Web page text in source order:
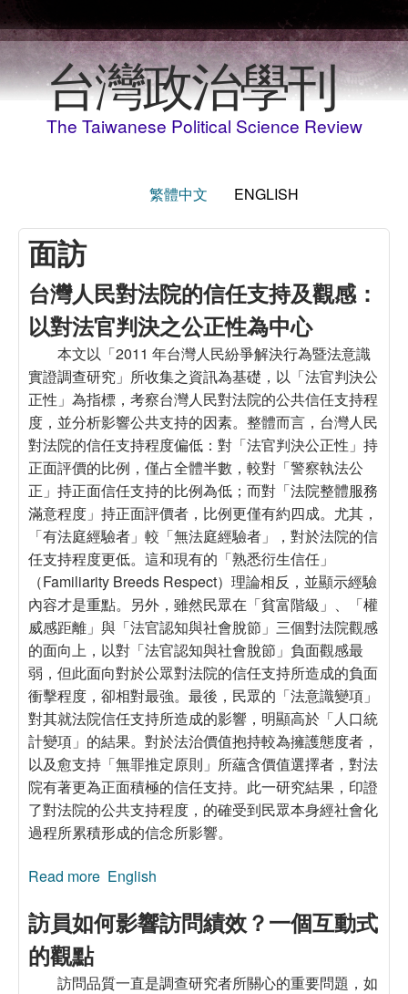
台灣政治學刊
The Taiwanese Political Science Review
繁體中文 ENGLISH
面訪
台灣人民對法院的信任支持及觀感：
以對法官判決之公正性為中心
本文以「2011 年台灣人民紛爭解決行為暨法意識
實證調查研究」所收集之資訊為基礎，以「法官判決公
正性」為指標，考察台灣人民對法院的公共信任支持程
度，並分析影響公共支持的因素。整體而言，台灣人民
對法院的信任支持程度偏低：對「法官判決公正性」持
正面評價的比例，僅占全體半數，較對「警察執法公
正」持正面信任支持的比例為低；而對「法院整體服務
滿意程度」持正面評價者，比例更僅有約四成。尤其，
「有法庭經驗者」較「無法庭經驗者」，對於法院的信
任支持程度更低。這和現有的「熟悉衍生信任」
（Familiarity Breeds Respect）理論相反，並顯示經驗
內容才是重點。另外，雖然民眾在「貧富階級」、「權
威感距離」與「法官認知與社會脫節」三個對法院觀感
的面向上，以對「法官認知與社會脫節」負面觀感最
弱，但此面向對於公眾對法院的信任支持所造成的負面
衝擊程度，卻相對最強。最後，民眾的「法意識變項」
對其就法院信任支持所造成的影響，明顯高於「人口統
計變項」的結果。對於法治價值抱持較為擁護態度者，
以及愈支持「無罪推定原則」所蘊含價值選擇者，對法
院有著更為正面積極的信任支持。此一研究結果，印證
了對法院的公共支持程度，的確受到民眾本身經社會化
過程所累積形成的信念所影響。
Read more about 台灣人民對法院的信任支持及觀感：以對
English
訪員如何影響訪問績效？一個互動式
的觀點
訪問品質一直是調查研究者所關心的重要問題，如